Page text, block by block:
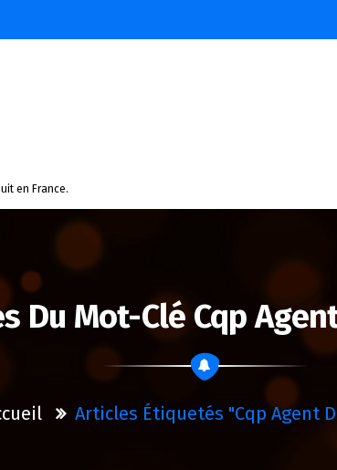
en France.
Du Mot-Clé Cqp
Articles Étiquetés "cqp Agent